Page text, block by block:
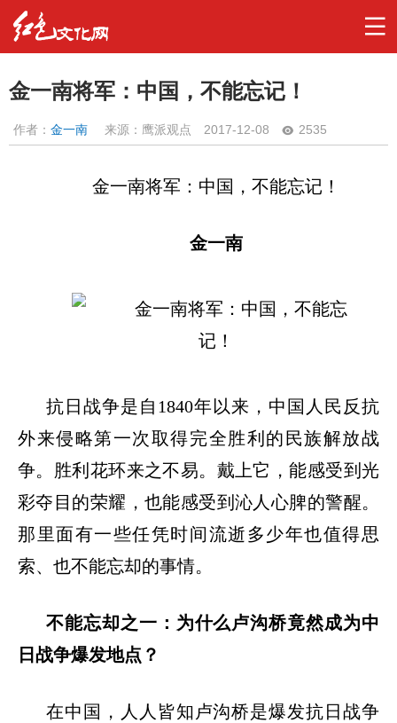
金一南将军：中国，不能忘记！
作者： 金一南 来源：鹰派观点 2017-12-08 2535
金一南将军：中国，不能忘记！
金一南
抗日战争是自 1840年以来，中国人民反抗
外来侵略第一次取得完全胜利的民族解放战
争。胜利花环来之不易。戴上它，能感受到光
彩夺目的荣耀，也能感受到沁人心脾的警醒。
那里面有一些任凭时间流逝多少年也值得思
索、也不能忘却的事情。
不能忘却之一：为什么卢沟桥竟然成为中
日战争爆发地点？
在中国，人人皆知卢沟桥是爆发抗日战争